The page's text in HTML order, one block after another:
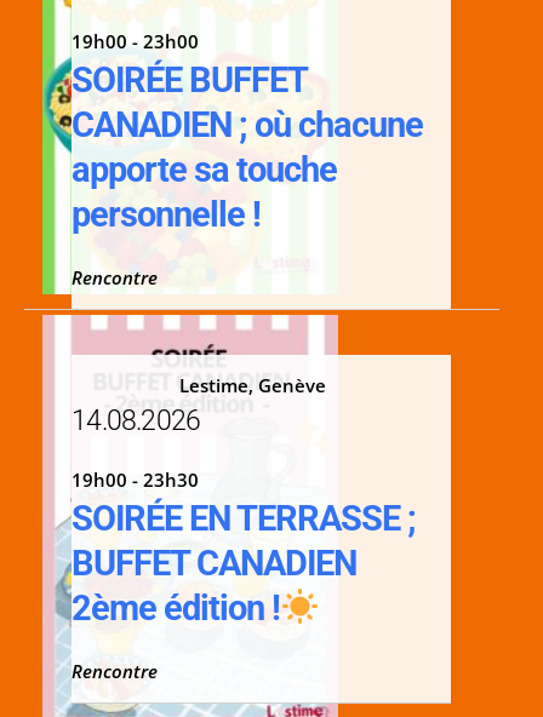
19h00 - 23h00
SOIRÉE BUFFET
CANADIEN ; où chacune
apporte sa touche
personnelle !
Rencontre
Lestime, Genève
14.08.2026
19h00 - 23h30
SOIRÉE EN TERRASSE ;
BUFFET CANADIEN
2ème édition !
Rencontre